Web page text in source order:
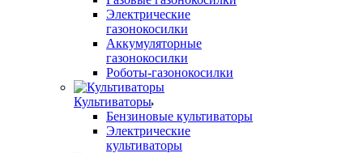
Электрические
газонокосилки
Аккумуляторные
газонокосилки
Роботы-газонокосилки
Культиваторы
Бензиновые культиваторы
Электрические
культиваторы